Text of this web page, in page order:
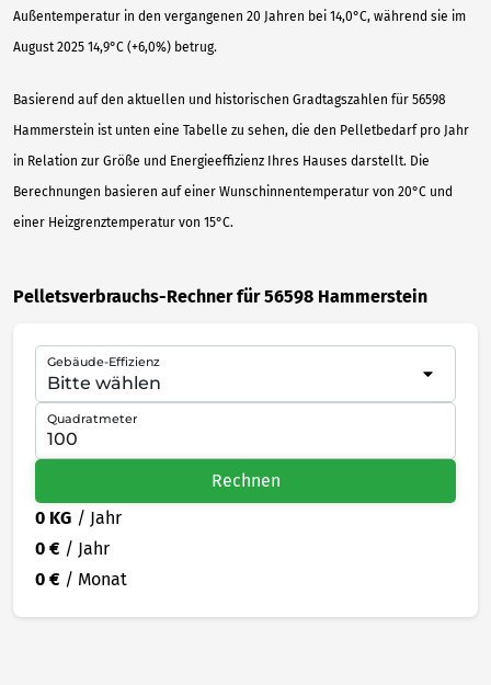
Außentemperatur in den vergangenen 20 Jahren bei 14,0°C, während sie im
August 2025 14,9°C (+6,0%) betrug.
Basierend auf den aktuellen und historischen Gradtagszahlen für 56598
Hammerstein ist unten eine Tabelle zu sehen, die den Pelletbedarf pro Jahr
in Relation zur Größe und Energieeffizienz Ihres Hauses darstellt. Die
Berechnungen basieren auf einer Wunschinnentemperatur von 20°C und
einer Heizgrenztemperatur von 15°C.
Pelletsverbrauchs-Rechner für 56598 Hammerstein
Gebäude-Effizienz
Quadratmeter
Rechnen
0 KG / Jahr
0 € / Jahr
0 € / Monat